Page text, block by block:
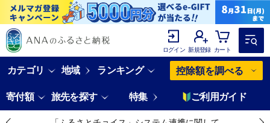
ログイン 新規登録 カート
カテゴリ 地域 ランキング 控除額を調べる
寄付額 旅先を探す 特集 ご利用ガイド